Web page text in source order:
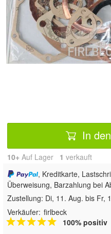
Doppelt
In
10+ Auf Lager 1 verkauft
, Kreditkarte,
Überweisung, Barzahlung bei
Zustellung: Di, 11. Aug. bis Fr,
Verkäufer: firlbeck
100% positiv